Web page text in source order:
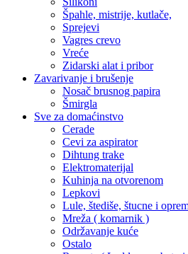
Špahle, mistrije, kutlače,
Sprejevi
Vagres crevo
Vreće
Zidarski alat i pribor
Zavarivanje i brušenje
Nosač brusnog papira
Šmirgla
Sve za domaćinstvo
Cerade
Cevi za aspirator
Dihtung trake
Elektromaterijal
Kuhinja na otvorenom
Lepkovi
Lule, štediše, štucne i
Mreža ( komarnik )
Održavanje kuće
Ostalo